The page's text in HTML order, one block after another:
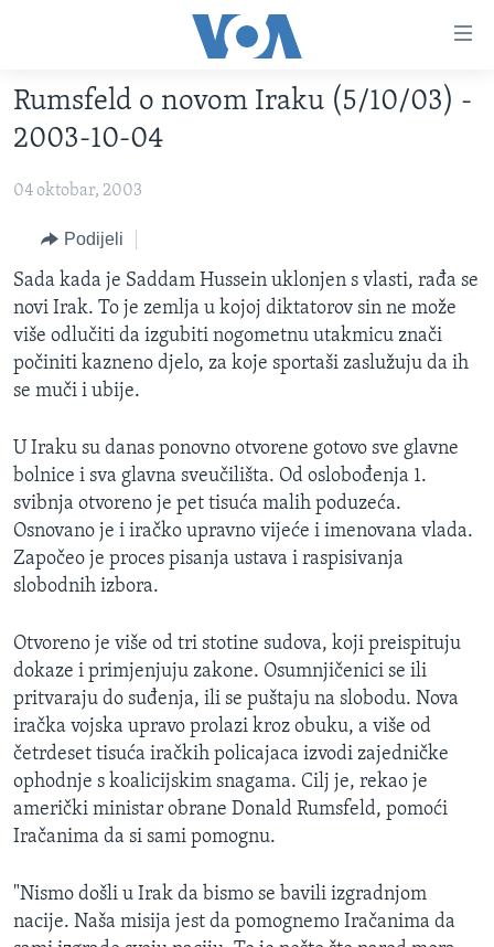
glavni
sadržaj
na
navigaciju
Idi
na
pretragu
FOTOGRAFIJE DANA
VIJESTI
SJEDINJENE AMERIČKE DRŽAVE
BOSNA I HERCEGOVINA
SVIJET
NAUKA I TEHNOLOGIJA
SPECIJALNI PROJEKTI
KORUPCIJA
SLOBODA MEDIJA
ŽENSKA STRANA
IZBJEGLIČKA STRANA
MAGAZIN
O GLASU AMERIKE
PRATITE NAS
Jezici
Rumsfeld o novom Iraku (5/10/03) -
2003-10-04
04 oktobar, 2003
Podijeli
Sada kada je Saddam Hussein uklonjen s vlasti, rađa se
novi Irak. To je zemlja u kojoj diktatorov sin ne može
više odlučiti da izgubiti nogometnu utakmicu znači
počiniti kazneno djelo, za koje sportaši zaslužuju da ih
se muči i ubije.
U Iraku su danas ponovno otvorene gotovo sve glavne
bolnice i sva glavna sveučilišta. Od oslobođenja 1.
svibnja otvoreno je pet tisuća malih poduzeća.
Osnovano je i iračko upravno vijeće i imenovana vlada.
Započeo je proces pisanja ustava i raspisivanja
slobodnih izbora.
Otvoreno je više od tri stotine sudova, koji preispituju
dokaze i primjenjuju zakone. Osumnjičenici se ili
pritvaraju do suđenja, ili se puštaju na slobodu. Nova
iračka vojska upravo prolazi kroz obuku, a više od
četrdeset tisuća iračkih policajaca izvodi zajedničke
ophodnje s koalicijskim snagama. Cilj je, rekao je
američki ministar obrane Donald Rumsfeld, pomoći
Iračanima da si sami pomognu.
"Nismo došli u Irak da bismo se bavili izgradnjom
nacije. Naša misija jest da pomognemo Iračanima da